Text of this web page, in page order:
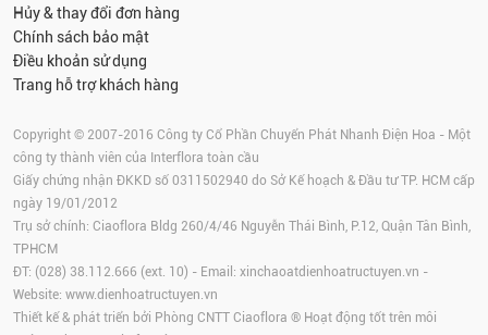
Hủy & thay đổi đơn hàng
Chính sách bảo mật
Điều khoản sử dụng
Trang hỗ trợ khách hàng
Copyright © 2007-2016 Công ty Cổ Phần Chuyển Phát Nhanh Điện Hoa - Một
công ty thành viên của Interflora toàn cầu
Giấy chứng nhận ĐKKD số 0311502940 do Sở Kế hoạch & Đầu tư TP. HCM cấp
ngày 19/01/2012
Trụ sở chính: Ciaoflora Bldg 260/4/46 Nguyễn Thái Bình, P.12, Quận Tân Bình,
TPHCM
ĐT: (028) 38.112.666 (ext. 10) - Email: xinchaoatdienhoatructuyen.vn -
Website: www.dienhoatructuyen.vn
Thiết kế & phát triển bởi Phòng CNTT Ciaoflora ® Hoạt động tốt trên môi